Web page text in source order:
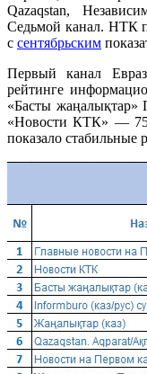
Qazaqstan,
Седьмой канал. НТК
с сентябрьским
Первый канал
рейтинге
«Басты жаңалықтар»
«Новости КТК» — 75
показало стабильные